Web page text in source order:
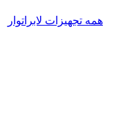
همه تجهیزات لابراتوار